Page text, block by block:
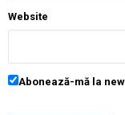
Website
Abonează-mă la